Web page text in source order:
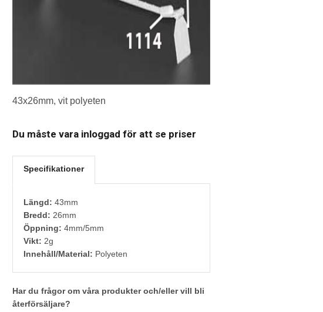
43x26mm, vit polyeten
Du måste vara inloggad för att se priser
Specifikationer
Längd: 43mm
Bredd: 26mm
Öppning: 4mm/5mm
Vikt: 2g
Innehåll/Material: Polyeten
Har du frågor om våra produkter och/eller vill bli
återförsäljare?